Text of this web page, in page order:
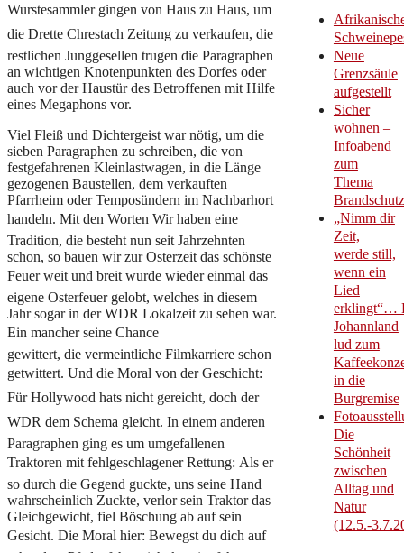
Wurstesammler gingen von Haus zu Haus, um
die Drette Chrestach Zeitung zu verkaufen, die
restlichen Junggesellen trugen die Paragraphen
an wichtigen Knotenpunkten des Dorfes oder
auch vor der Haustür des Betroffenen mit Hilfe
eines Megaphons vor.
Viel Fleiß und Dichtergeist war nötig, um die
sieben Paragraphen zu schreiben, die von
festgefahrenen Kleinlastwagen, in die Länge
gezogenen Baustellen, dem verkauften
Pfarrheim oder Temposündern im Nachbarhort
handeln. Mit den Worten Wir haben eine
Tradition, die besteht nun seit Jahrzehnten
schon, so bauen wir zur Osterzeit das schönste
Feuer weit und breit wurde wieder einmal das
eigene Osterfeuer gelobt, welches in diesem
Jahr sogar in der WDR Lokalzeit zu sehen war.
Ein mancher seine Chance
gewittert, die vermeintliche Filmkarriere schon
getwittert. Und die Moral von der Geschicht:
Für Hollywood hats nicht gereicht, doch der
WDR dem Schema gleicht. In einem anderen
Paragraphen ging es um umgefallenen
Traktoren mit fehlgeschlagener Rettung: Als er
so durch die Gegend guckte, uns seine Hand
wahrscheinlich Zuckte, verlor sein Traktor das
Gleichgewicht, fiel Böschung ab auf sein
Gesicht. Die Moral hier: Bewegst du dich auf
Neue
Grenzsäule
aufgestellt
Sicher
wohnen –
Infoabend
zum
Thema
Brandschutz
„Nimm dir
Zeit,
werde still,
wenn ein
Lied
erklingt“…
Johannland
lud zum
in die
Burgremise
Die
Schönheit
zwischen
Alltag und
Natur
(12.5.-